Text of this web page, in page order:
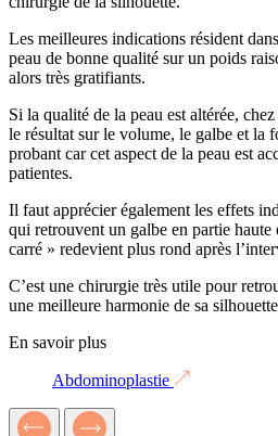
Les meilleures indications résident
peau de bonne qualité sur un poids
alors très gratifiants.
Si la qualité de la peau est altérée,
le résultat sur le volume, le galbe et la
probant car cet aspect de la peau est
patientes.
Il faut apprécier également les effets
qui retrouvent un galbe en partie haute
carré » redevient plus rond après
C’est une chirurgie très utile pour
une meilleure harmonie de sa
En savoir plus
Abdominoplastie